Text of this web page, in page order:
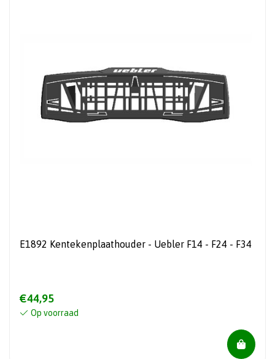
E1892 Kentekenplaathouder - Uebler F14 - F24 - F34
€44,95
Op voorraad